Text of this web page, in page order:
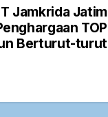
Jamkrida Jatim
TOP
Berturut-turut